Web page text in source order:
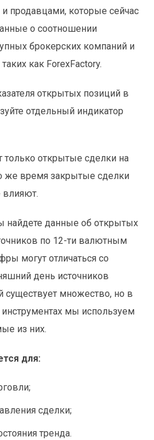
продавцами, которые сейчас
о соотношении
брокерских компаний и
как ForexFactory.
открытых позиций в
отдельный индикатор
только открытые сделки на
же время закрытые сделки
влияют.
найдете данные об открытых
по 12-ти валютным
могут отличаться со
день источников
существует множество, но в
мы используем
из них.
для:
сделки;
тренда.